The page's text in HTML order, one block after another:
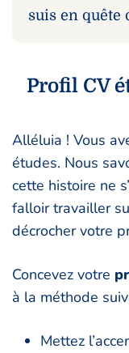
suis en quête
Profil CV
Alléluia ! Vous
études. Nous
cette histoire ne
falloir travailler
décrocher votre
Concevez votre
à la méthode
Mettez